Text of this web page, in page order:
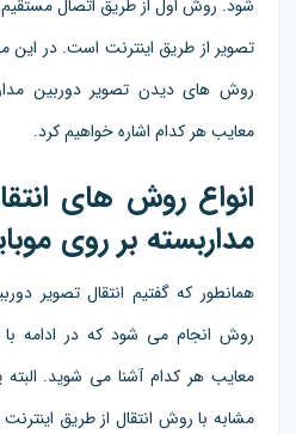
شود. روش اول از طریق اتصال
تصویر از طریق اینترنت است. در این
روش های دیدن تصویر دوربین
معایب هر کدام اشاره خواهیم کرد.
انواع روش های
مداربسته بر روی
روش انجام می شود که در ادامه با
معایب هر کدام آشنا می شوید.
مشابه با روش انتقال از طریق